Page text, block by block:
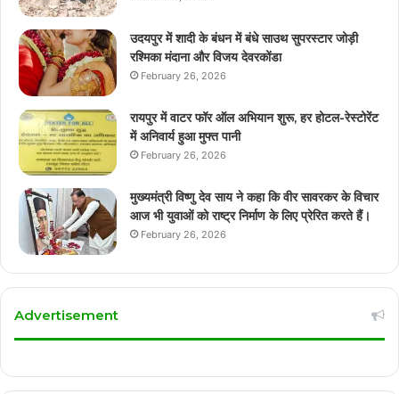
उदयपुर में शादी के बंधन में बंधे साउथ सुपरस्टार जोड़ी
रश्मिका मंदाना और विजय देवरकोंडा
February 26, 2026
रायपुर में वाटर फॉर ऑल अभियान शुरू, हर होटल-रेस्टोरेंट
में अनिवार्य हुआ मुफ्त पानी
February 26, 2026
मुख्यमंत्री विष्णु देव साय ने कहा कि वीर सावरकर के विचार
आज भी युवाओं को राष्ट्र निर्माण के लिए प्रेरित करते हैं।
February 26, 2026
Advertisement